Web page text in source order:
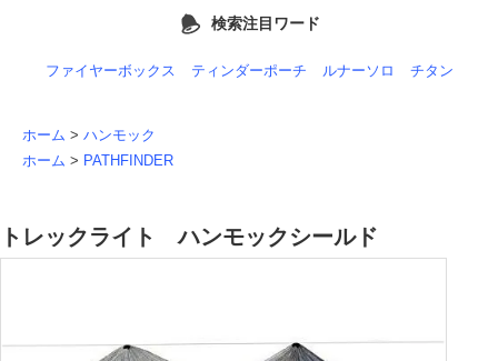
検索注目ワード
ファイヤーボックス ティンダーポーチ ルナーソロ チタン
ホーム > ハンモック
ホーム > PATHFINDER
トレックライト ハンモックシールド